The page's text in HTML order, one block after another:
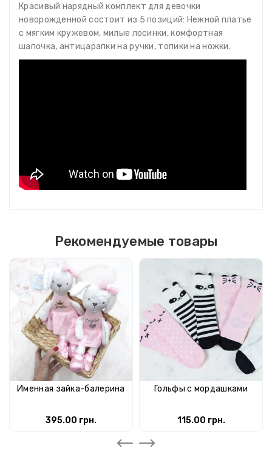
Красивый нарядный комплект для девочки
новорожденной состоит из 5 позиций: Нежной платье
с мягким кружевом, милые лосинки, комфортная
шапочка, антицарапки на ручки, топики на ножки.
Рекомендуемые товары
Именная зайка-балерина
395.00 грн.
Гольфы с мордашками
115.00 грн.